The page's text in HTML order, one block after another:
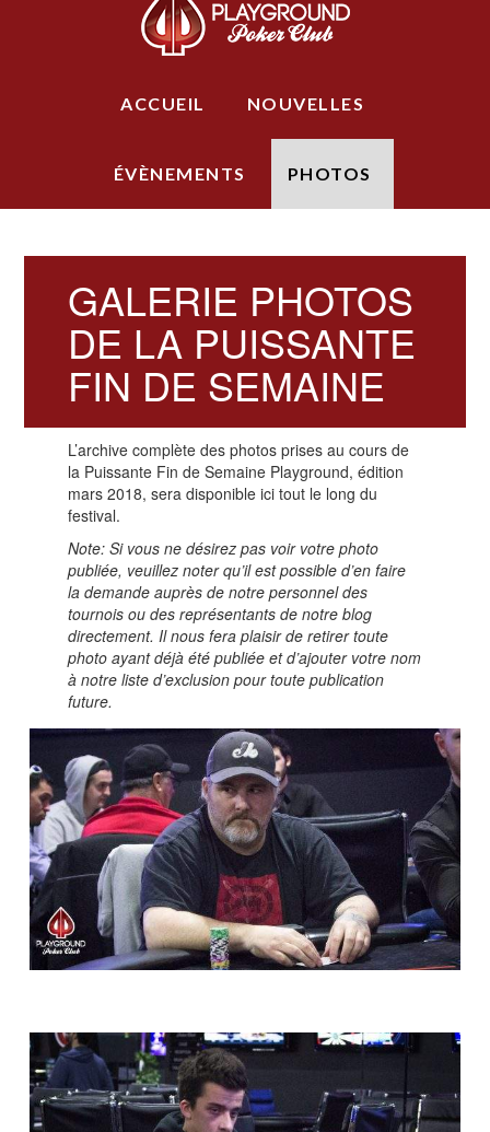
ACCUEIL NOUVELLES
ÉVÈNEMENTS PHOTOS
GALERIE PHOTOS
DE LA PUISSANTE
FIN DE SEMAINE
L’archive complète des photos prises au cours de
la Puissante Fin de Semaine Playground, édition
mars 2018, sera disponible ici tout le long du
festival.
Note: Si vous ne désirez pas voir votre photo
publiée, veuillez noter qu’il est possible d’en faire
la demande auprès de notre personnel des
tournois ou des représentants de notre blog
directement. Il nous fera plaisir de retirer toute
photo ayant déjà été publiée et d’ajouter votre nom
à notre liste d’exclusion pour toute publication
future.